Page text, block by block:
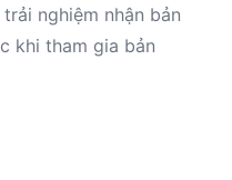
nghiệm nhận bản
khi tham gia bản